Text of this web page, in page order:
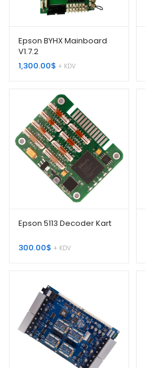
Epson BYHX Mainboard
V1.7.2
1,300.00$ + KDV
Epson 5113 Decoder Kart
300.00$ + KDV